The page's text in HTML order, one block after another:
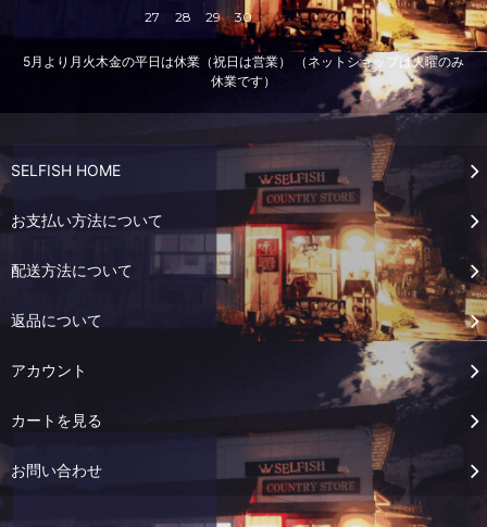
27
28 29 30
5月より月火木金の平日は休業（祝日は営業） （ネットショップは火曜のみ
休業です）
SELFISH HOME
お支払い方法について
配送方法について
返品について
アカウント
カートを見る
お問い合わせ